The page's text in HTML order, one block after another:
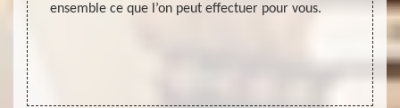
Le
ensemble ce que l’on peut effectuer pour vous.